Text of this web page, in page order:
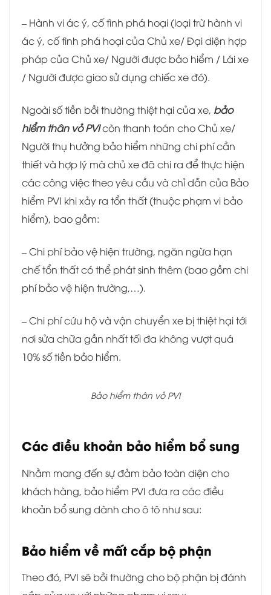
– Hành vi ác ý, cố tình phá hoại (loại trừ hành vi
ác ý, cố tình phá hoại của Chủ xe/ Đại diện hợp
pháp của Chủ xe/ Người được bảo hiểm / Lái xe
/ Người được giao sử dụng chiếc xe đó).
Ngoài số tiền bồi thường thiệt hại của xe, bảo
hiểm thân vỏ PVIcòn thanh toán cho Chủ xe/
Người thụ hưởng bảo hiểm những chi phí cần
thiết và hợp lý mà chủ xe đã chi ra để thực hiện
các công việc theo yêu cầu và chỉ dẫn của Bảo
hiểm PVI khi xảy ra tổn thất (thuộc phạm vi bảo
hiểm), bao gồm:
– Chi phí bảo vệ hiện trường, ngăn ngừa hạn
chế tổn thất có thể phát sinh thêm (bao gồm chi
phí bảo vệ hiện trường,…).
– Chi phí cứu hộ và vận chuyển xe bị thiệt hại tới
nơi sửa chữa gần nhất tối đa không vượt quá
10% số tiền bảo hiểm.
Bảo hiểm thân vỏ PVI
Các điều khoản bảo hiểm bổ sung
Nhằm mang đến sự đảm bảo toàn diện cho
khách hàng, bảo hiểm PVI đưa ra các điều
khoản bổ sung dành cho ô tô như sau:
Bảo hiểm về mất cắp bộ phận
Theo đó, PVI sẽ bồi thường cho bộ phận bị đánh